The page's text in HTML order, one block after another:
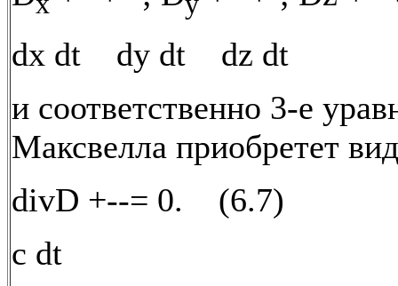
dx dt dy dt dz dt
и соответственно 3-е
Максвелла приобретет
divD +--= 0. (6.7)
c dt